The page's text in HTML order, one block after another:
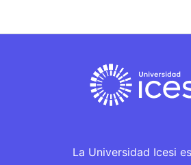
La Universidad Icesi